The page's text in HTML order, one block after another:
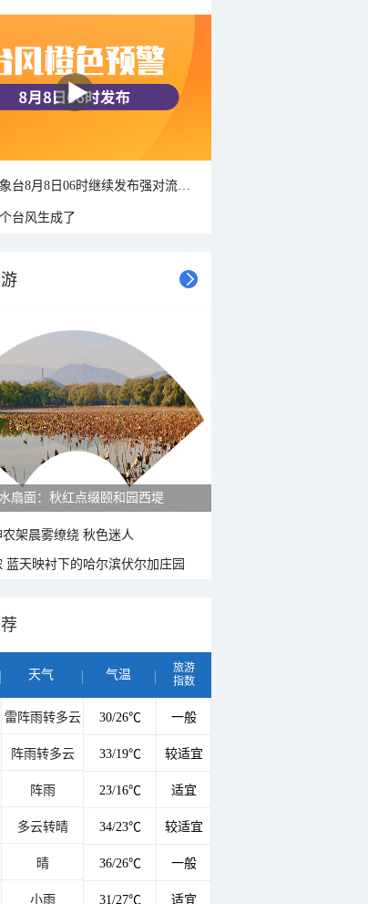
台风生成了
扇面：秋红点缀颐和园西堤
架晨雾缭绕 秋色迷人
蓝天映衬下的哈尔滨伏尔加庄园
天气 气温
旅游
指数
雷阵雨转多云 30/26℃ 一般
阵雨转多云 33/19℃ 较适宜
阵雨 23/16℃ 适宜
多云转晴 34/23℃ 较适宜
晴 36/26℃ 一般
小雨 31/27℃ 适宜